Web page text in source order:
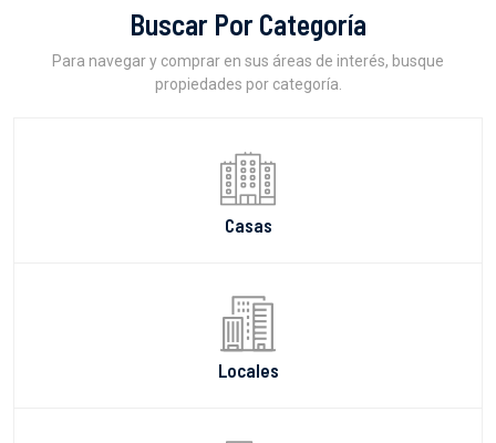
Buscar Por Categoría
Para navegar y comprar en sus áreas de interés, busque
propiedades por categoría.
Casas
Locales